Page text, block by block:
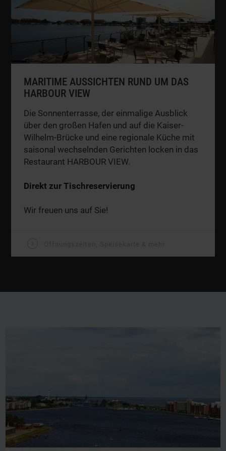
MARITIME AUSSICHTEN RUND UM DAS
HARBOUR VIEW
Die Sonnenterrasse, der einmalige Ausblick
über den großen Hafen und auf die Kaiser-
Wilhelm-Brücke und eine regionale Küche mit
saisonal wechselnden Gerichten locken in das
Restaurant HARBOUR VIEW.
Direkt zur Tischreservierung
Wir freuen uns auf Sie!